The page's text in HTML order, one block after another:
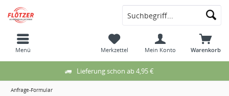
Menü Warenkorb
Merkzettel Mein Konto
Lieferung schon ab 4,95 €
Anfrage-Formular